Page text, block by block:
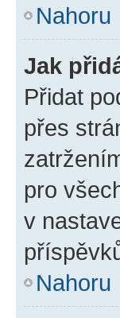
Nahoru
Jak
Přidat
přes
pro
v
Nahoru